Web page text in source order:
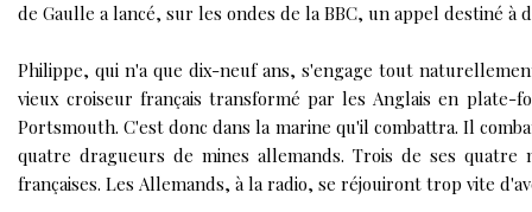
de Gaulle a lancé, sur les ondes de la BBC, un appel destiné à
Philippe, qui n'a que dix-neuf ans, s'engage tout
vieux croiseur français transformé par les Anglais en plate-
Portsmouth. C'est donc dans la marine qu'il combattra. Il
quatre dragueurs de mines allemands. Trois de ses
françaises. Les Allemands, à la radio, se réjouiront trop vite